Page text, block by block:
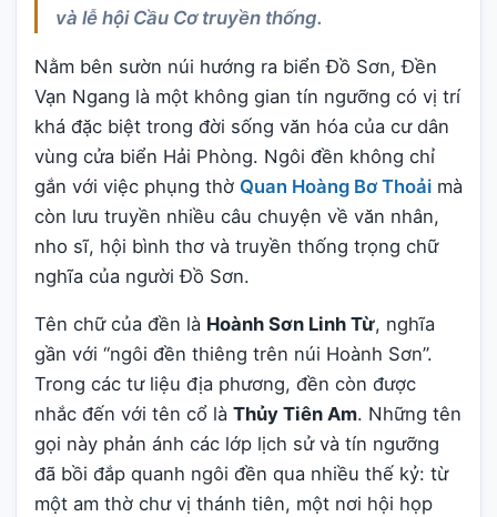
và lễ hội Cầu Cơ truyền thống.
Nằm bên sườn núi hướng ra biển Đồ Sơn, Đền
Vạn Ngang là một không gian tín ngưỡng có vị trí
khá đặc biệt trong đời sống văn hóa của cư dân
vùng cửa biển Hải Phòng. Ngôi đền không chỉ
gắn với việc phụng thờ Quan Hoàng Bơ Thoải mà
còn lưu truyền nhiều câu chuyện về văn nhân,
nho sĩ, hội bình thơ và truyền thống trọng chữ
nghĩa của người Đồ Sơn.
Tên chữ của đền là Hoành Sơn Linh Từ, nghĩa
gần với “ngôi đền thiêng trên núi Hoành Sơn”.
Trong các tư liệu địa phương, đền còn được
nhắc đến với tên cổ là Thủy Tiên Am. Những tên
gọi này phản ánh các lớp lịch sử và tín ngưỡng
đã bồi đắp quanh ngôi đền qua nhiều thế kỷ: từ
một am thờ chư vị thánh tiên, một nơi hội họp